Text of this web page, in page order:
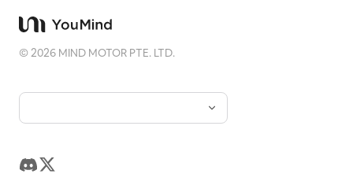
©2026 MIND MOTOR PTE. LTD.